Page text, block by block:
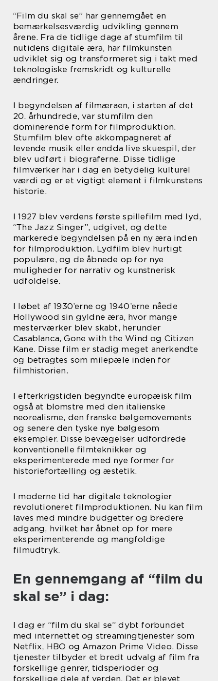
“Film du skal se” har gennemgået en
bemærkelsesværdig udvikling gennem
årene. Fra de tidlige dage af stumfilm til
nutidens digitale æra, har filmkunsten
udviklet sig og transformeret sig i takt med
teknologiske fremskridt og kulturelle
ændringer.
I begyndelsen af filmæraen, i starten af det
20. århundrede, var stumfilm den
dominerende form for filmproduktion.
Stumfilm blev ofte akkompagneret af
levende musik eller endda live skuespil, der
blev udført i biograferne. Disse tidlige
filmværker har i dag en betydelig kulturel
værdi og er et vigtigt element i filmkunstens
historie.
I 1927 blev verdens første spillefilm med lyd,
“The Jazz Singer”, udgivet, og dette
markerede begyndelsen på en ny æra inden
for filmproduktion. Lydfilm blev hurtigt
populære, og de åbnede op for nye
muligheder for narrativ og kunstnerisk
udfoldelse.
I løbet af 1930’erne og 1940’erne nåede
Hollywood sin gyldne æra, hvor mange
mesterværker blev skabt, herunder
Casablanca, Gone with the Wind og Citizen
Kane. Disse film er stadig meget anerkendte
og betragtes som milepæle inden for
filmhistorien.
I efterkrigstiden begyndte europæisk film
også at blomstre med den italienske
neorealisme, den franske bølgemovements
og senere den tyske nye bølgesom
eksempler. Disse bevægelser udfordrede
konventionelle filmteknikker og
eksperimenterede med nye former for
historiefortælling og æstetik.
I moderne tid har digitale teknologier
revolutioneret filmproduktionen. Nu kan film
laves med mindre budgetter og bredere
adgang, hvilket har åbnet op for mere
eksperimenterende og mangfoldige
filmudtryk.
En gennemgang af “film du
skal se” i dag:
I dag er “film du skal se” dybt forbundet
med internettet og streamingtjenester som
Netflix, HBO og Amazon Prime Video. Disse
tjenester tilbyder et bredt udvalg af film fra
forskellige genrer, tidsperioder og
forskellige dele af verden. Det er blevet